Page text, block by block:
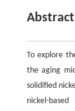
Abstract
To explore
the aging
solidified
nickel-